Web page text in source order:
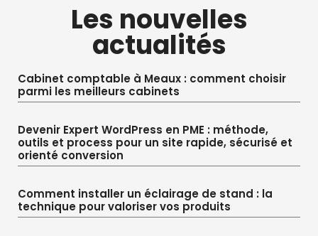
Les nouvelles
actualités
Cabinet comptable à Meaux : comment choisir
parmi les meilleurs cabinets
Devenir Expert WordPress en PME : méthode,
outils et process pour un site rapide, sécurisé et
orienté conversion
Comment installer un éclairage de stand : la
technique pour valoriser vos produits